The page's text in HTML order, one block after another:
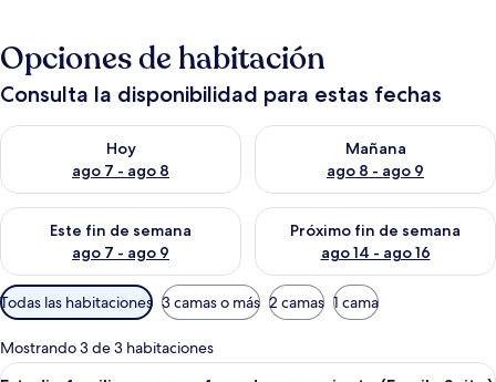
Opciones de habitación
Consulta la disponibilidad para estas fechas
Hoy
ago 7 - ago 8
Consulta la disponibilidad para hoy ago 7 - ago 8
Mañana
ago 8 - ago 9
Consulta la disponibilidad
Este fin de semana
ago 7 - ago 9
Consulta la disponibilidad para este fin de semana ago 7 -
Próximo fin de semana
ago 14 - ago 16
Consulta la disponibilidad
Filtros
disponibles
para
las
Todas las habitaciones 3 camas o más 2 camas 1 cama
Mostrando 3 de 3 habitaciones
Abrir
Una habitación de hotel con una